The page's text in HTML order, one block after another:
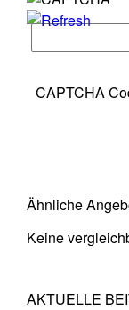
CAPTCHA
Ähnliche
Keine
AKTUELLE